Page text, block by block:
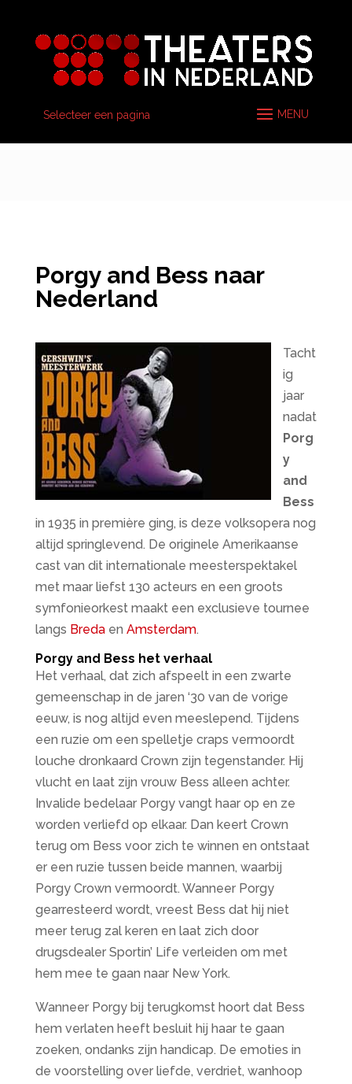
Selecteer een pagina
Porgy and Bess naar
Nederland
Tacht
ig
jaar
nadat
Porg
y
and
Bess
in 1935 in première ging, is deze volksopera nog
altijd springlevend. De originele Amerikaanse
cast van dit internationale meesterspektakel
met maar liefst 130 acteurs en een groots
symfonieorkest maakt een exclusieve tournee
langs Bredaen Amsterdam.
Porgy and Bess het verhaal
Het verhaal, dat zich afspeelt in een zwarte
gemeenschap in de jaren ‘30 van de vorige
eeuw, is nog altijd even meeslepend. Tijdens
een ruzie om een spelletje craps vermoordt
louche dronkaard Crown zijn tegenstander. Hij
vlucht en laat zijn vrouw Bess alleen achter.
Invalide bedelaar Porgy vangt haar op en ze
worden verliefd op elkaar. Dan keert Crown
terug om Bess voor zich te winnen en ontstaat
er een ruzie tussen beide mannen, waarbij
Porgy Crown vermoordt. Wanneer Porgy
gearresteerd wordt, vreest Bess dat hij niet
meer terug zal keren en laat zich door
drugsdealer Sportin’ Life verleiden om met
hem mee te gaan naar New York.
Wanneer Porgy bij terugkomst hoort dat Bess
hem verlaten heeft besluit hij haar te gaan
zoeken, ondanks zijn handicap. De emoties in
de voorstelling over liefde, verdriet, wanhoop